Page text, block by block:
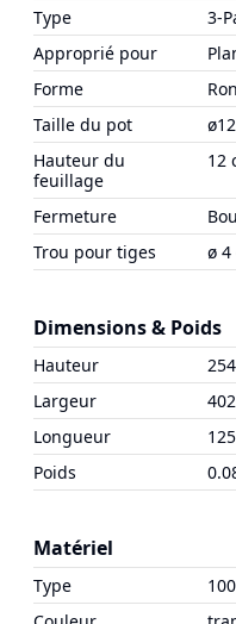
Type
3-
Approprié pour
Forme
Taille du pot
Hauteur du
feuillage
12
Fermeture
Trou pour tiges
ø 4
Dimensions & Poids
Hauteur
Largeur
Longueur
Poids
Matériel
Type